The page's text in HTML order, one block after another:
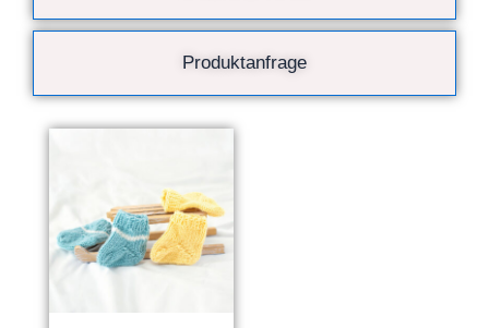
Produktanfrage